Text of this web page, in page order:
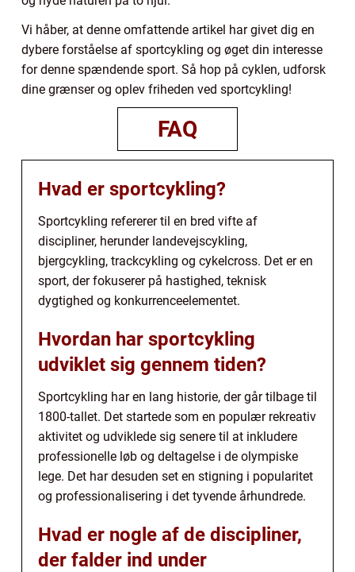
Vi håber, at denne omfattende artikel har givet dig en
dybere forståelse af sportcykling og øget din interesse
for denne spændende sport. Så hop på cyklen, udforsk
dine grænser og oplev friheden ved sportcykling!
FAQ
Hvad er sportcykling?
Sportcykling refererer til en bred vifte af
discipliner, herunder landevejscykling,
bjergcykling, trackcykling og cykelcross. Det er en
sport, der fokuserer på hastighed, teknisk
dygtighed og konkurrenceelementet.
Hvordan har sportcykling
udviklet sig gennem tiden?
Sportcykling har en lang historie, der går tilbage til
1800-tallet. Det startede som en populær rekreativ
aktivitet og udviklede sig senere til at inkludere
professionelle løb og deltagelse i de olympiske
lege. Det har desuden set en stigning i popularitet
og professionalisering i det tyvende århundrede.
Hvad er nogle af de discipliner,
der falder ind under